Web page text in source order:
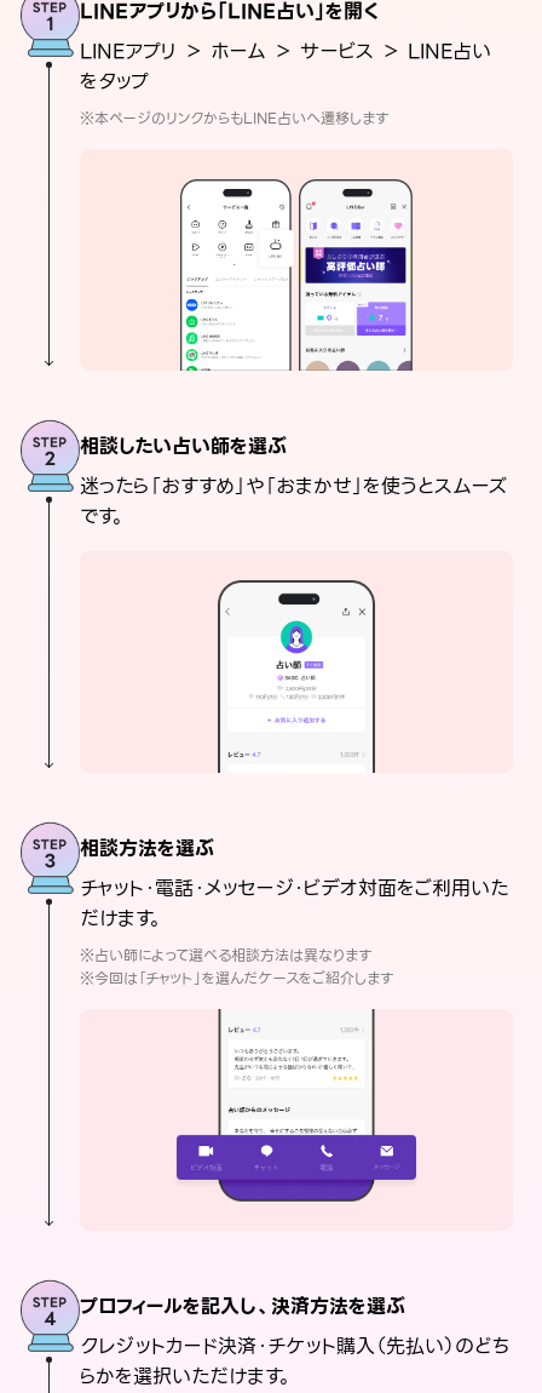
LINEアプリから「LINE占い」を開く
LINEアプリ ＞ ホーム ＞ サービス ＞ LINE占い
をタップ
※本ページのリンクからもLINE占いへ遷移します
相談したい占い師を選ぶ
迷ったら「おすすめ」や「おまかせ」を使うとスムーズ
です。
相談方法を選ぶ
チャット・電話・メッセージ・ビデオ対面をご利用いた
だけます。
※占い師によって選べる相談方法は異なります
※今回は「チャット」を選んだケースをご紹介します
プロフィールを記入し、決済方法を選ぶ
クレジットカード決済・チケット購入（先払い）のどち
らかを選択いただけます。